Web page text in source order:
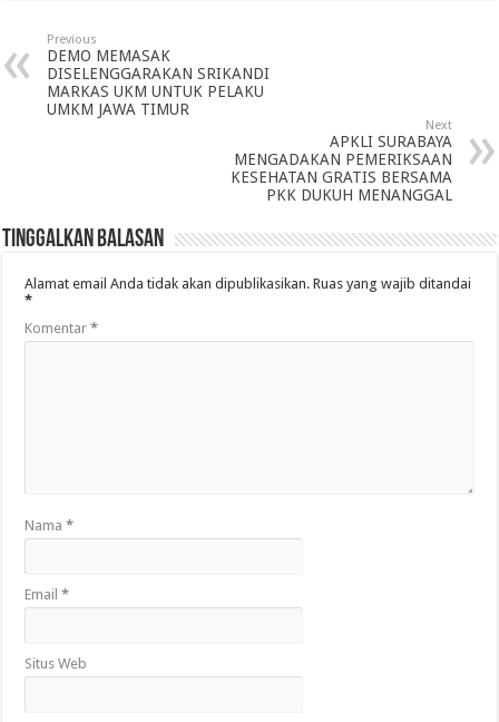
Previous
DEMO MEMASAK
DISELENGGARAKAN SRIKANDI
MARKAS UKM UNTUK PELAKU
UMKM JAWA TIMUR
Next
APKLI SURABAYA
MENGADAKAN PEMERIKSAAN
KESEHATAN GRATIS BERSAMA
PKK DUKUH MENANGGAL
Tinggalkan Balasan
Alamat email Anda tidak akan dipublikasikan. Ruas yang wajib ditandai
*
Komentar*
Nama*
Email*
Situs Web